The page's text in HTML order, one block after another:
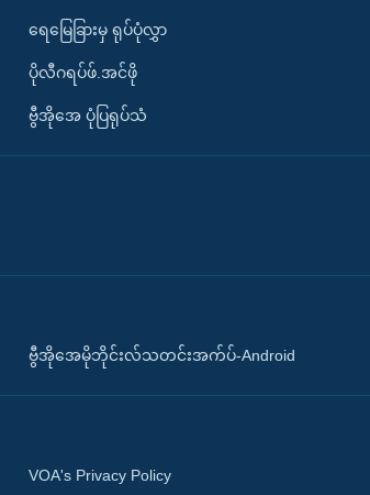
ရေမြေခြားမှ ရုပ်ပုံလွှာ
ပိုလီဂရပ်ဖ်.အင်ဖို
ဗွီအိုအေ ပုံပြရုပ်သံ
ဗွီအိုအေမိုဘိုင်းလ်သတင်းအက်ပ်-Android
VOA's Privacy Policy